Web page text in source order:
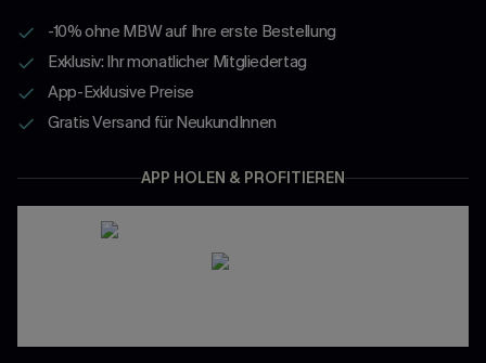
-10% ohne MBW auf Ihre erste Bestellung
Exklusiv: Ihr monatlicher Mitgliedertag
App-Exklusive Preise
Gratis Versand für NeukundInnen
APP HOLEN & PROFITIEREN